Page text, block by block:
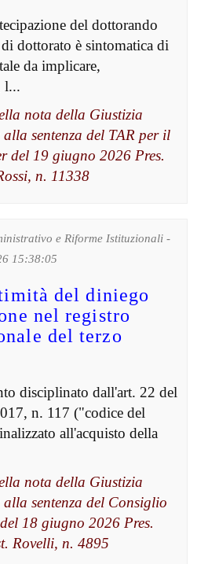
del dottorando
dottorato è sintomatica di
da implicare,
l...
nota della Giustizia
sentenza del TAR per il
del 19 giugno 2026 Pres.
n. 11338
e Riforme Istituzionali -
15:38:05
del diniego
nel registro
del terzo
disciplinato dall'art. 22 del
n. 117 ("codice del
all'acquisto della
nota della Giustizia
sentenza del Consiglio
18 giugno 2026 Pres.
Rovelli, n. 4895